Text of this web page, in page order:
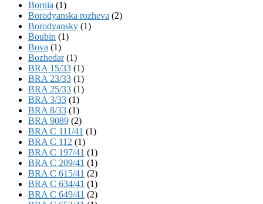
Bornia (1)
Borodyanska rozheva (2)
Borodyansky (1)
Boubin (1)
Bova (1)
Bozhedar(1)
BRA 15/33 (1)
BRA 23/33 (1)
BRA 25/33 (1)
BRA 3/33 (1)
BRA 8/33 (1)
BRA 9089 (2)
BRA C 111/41 (1)
BRA C 112 (1)
BRA C 197/41 (1)
BRA C 209/41 (1)
BRA C 615/41 (2)
BRA C 634/41 (1)
BRA C 649/41 (2)